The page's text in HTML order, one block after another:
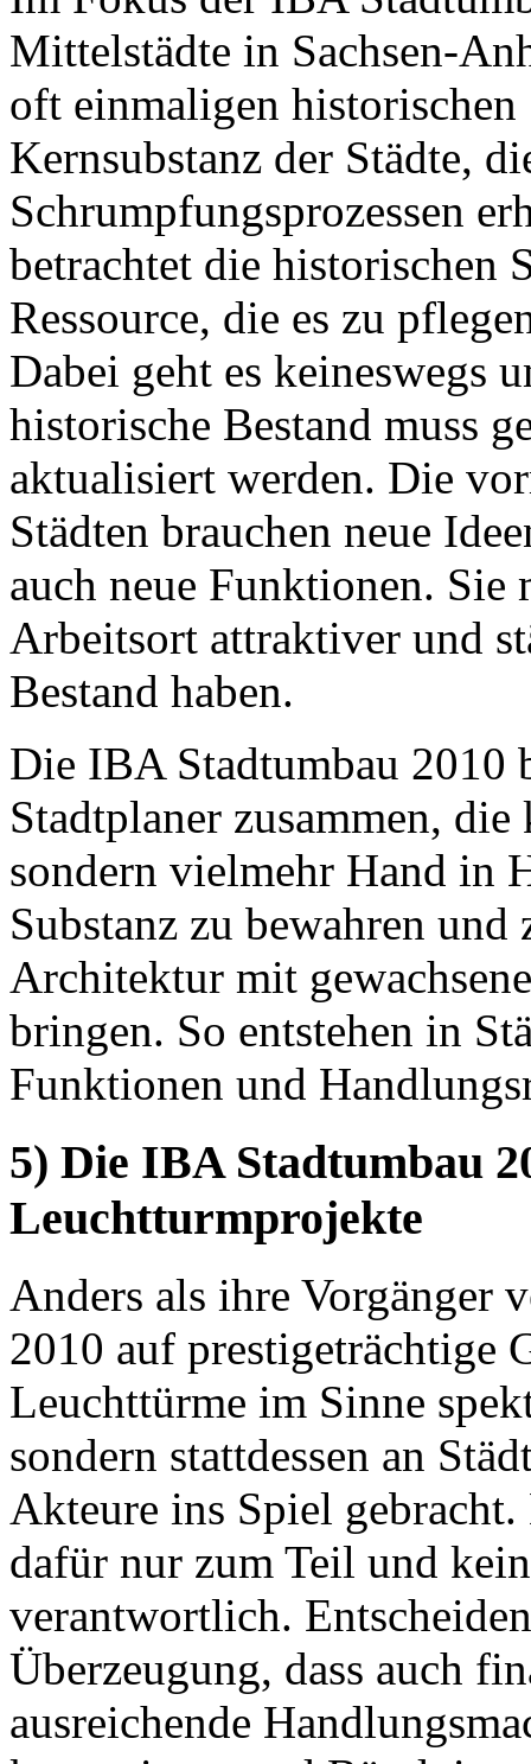
Mittelstädte in Sachsen-
oft einmaligen
Kernsubstanz der Städte,
Schrumpfungsprozessen
betrachtet die historischen
Ressource, die es zu
Dabei geht es keineswegs
historische Bestand muss
aktualisiert werden. Die
Städten brauchen neue
auch neue Funktionen. Sie
Arbeitsort attraktiver und
Bestand haben.
Die IBA Stadtumbau 2010
Stadtplaner zusammen, die
sondern vielmehr Hand in
Substanz zu bewahren
Architektur mit
bringen. So entstehen in
Funktionen und
5) Die IBA Stadtumbau
Leuchtturmprojekte
Anders als ihre Vorgänger
2010 auf prestigeträchtige
Leuchttürme im Sinne
sondern stattdessen an
Akteure ins Spiel
dafür nur zum Teil und
verantwortlich.
Überzeugung, dass auch
ausreichende